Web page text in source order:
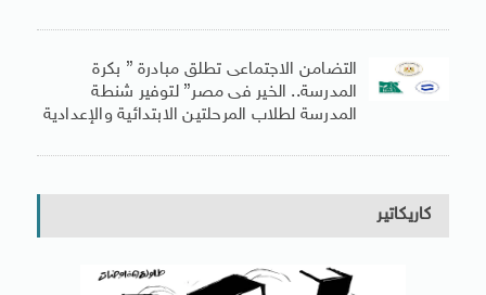
التضامن الاجتماعى تطلق مبادرة ” بكرة
المدرسة.. الخير فى مصر” لتوفير شنطة
المدرسة لطلاب المرحلتين الابتدائية والإعدادية
كاريكاتير